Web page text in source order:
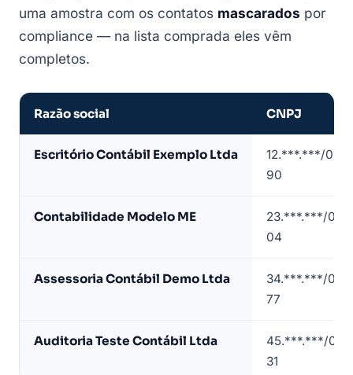
uma amostra com os contatos mascarados por
compliance — na lista comprada eles vêm
completos.
contabilidades
(contatos
Razão social CNPJ
Escritório Contábil Exemplo Ltda
12.***.***/
90
Contabilidade Modelo ME
23.***.***/
04
Assessoria Contábil Demo Ltda
34.***.***/
77
Auditoria Teste Contábil Ltda
45.***.***/
31